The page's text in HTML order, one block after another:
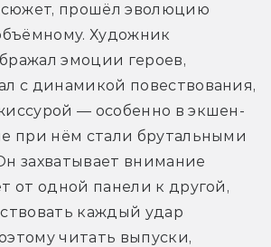
сюжет, прошёл эволюцию
Художник
эмоции героев,
с динамикой повествования,
— особенно в экшен-
при нём стали брутальными
захватывает внимание
от одной панели к другой,
каждый удар
читать выпуски,